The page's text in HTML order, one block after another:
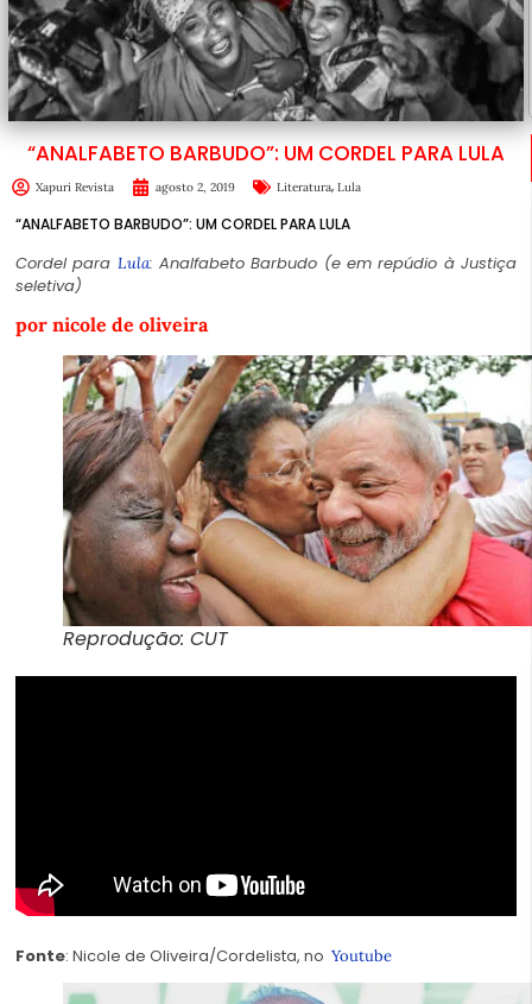
“ANALFABETO BARBUDO”: UM CORDEL PARA LULA
Xapuri Revista agosto 2, 2019 Literatura, Lula
“ANALFABETO BARBUDO”: UM CORDEL PARA LULA
Cordel para Lula: Analfabeto Barbudo (e em repúdio à Justiça
seletiva)
por nicole de oliveira
Reprodução: CUT
Fonte: Nicole de Oliveira/Cordelista, no Youtube